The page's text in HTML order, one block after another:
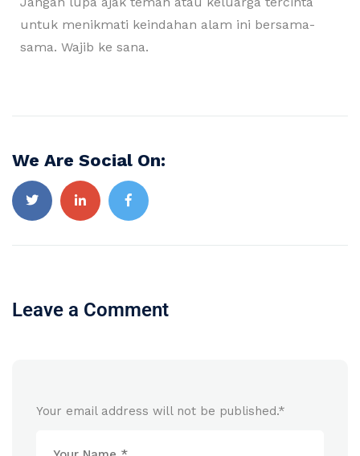
untuk menikmati keindahan alam ini bersama-
sama. Wajib ke sana.
We Are Social On:
Leave a Comment
Your email address will not be published.*